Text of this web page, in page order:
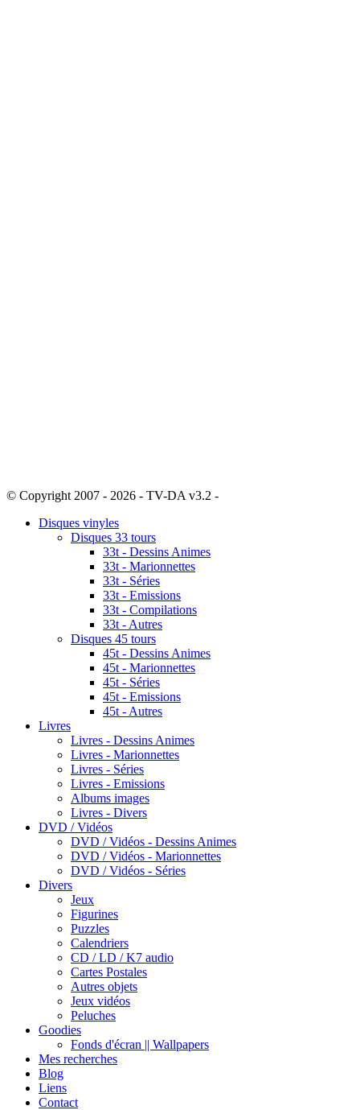
© Copyright 2007 - 2026 - TV-DA v3.2 -
Disques vinyles
Disques 33 tours
33t - Dessins Animes
33t - Marionnettes
33t - Séries
33t - Emissions
33t - Compilations
33t - Autres
Disques 45 tours
45t - Dessins Animes
45t - Marionnettes
45t - Séries
45t - Emissions
45t - Autres
Livres
Livres - Dessins Animes
Livres - Marionnettes
Livres - Séries
Livres - Emissions
Albums images
Livres - Divers
DVD / Vidéos
DVD / Vidéos - Dessins Animes
DVD / Vidéos - Marionnettes
DVD / Vidéos - Séries
Divers
Jeux
Figurines
Puzzles
Calendriers
CD / LD / K7 audio
Cartes Postales
Autres objets
Jeux vidéos
Peluches
Goodies
Fonds d'écran || Wallpapers
Mes recherches
Blog
Liens
Contact